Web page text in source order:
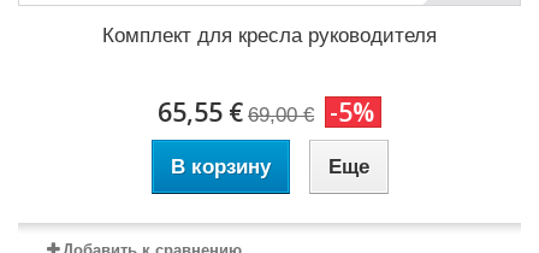
Комплект для кресла руководителя
65,55 € 69,00 € -5%
В корзину Еще